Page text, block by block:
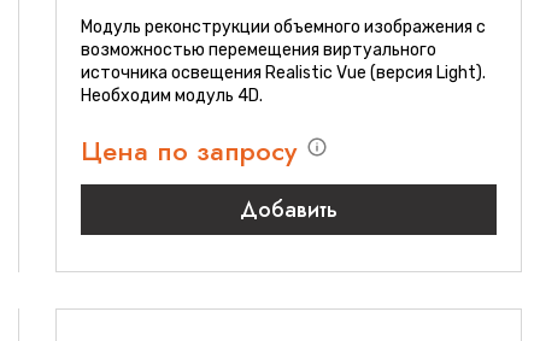
Модуль реконструкции объемного изображения с
возможностью перемещения виртуального
источника освещения Realistic Vue (версия Light).
Необходим модуль 4D.
Цена по запросу
Добавить